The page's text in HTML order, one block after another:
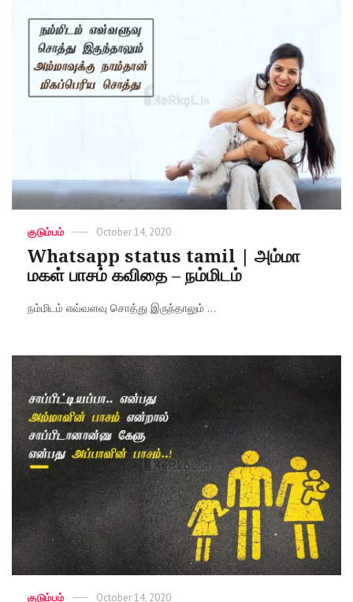
Categories
குடும்பம்
Posted
October 14, 2020
Whatsapp status tamil | அம்மா
மகள் பாசம் கவிதை – நம்மிடம்
நம்மிடம் எவ்வளவு சொத்து இருந்தாலும் ...
Categories
குடும்பம்
Posted
October 14, 2020